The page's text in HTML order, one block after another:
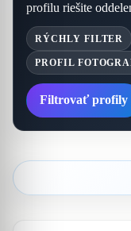
profilu riešite
RÝCHLY FILTER
PROFIL
Filtrovať profily